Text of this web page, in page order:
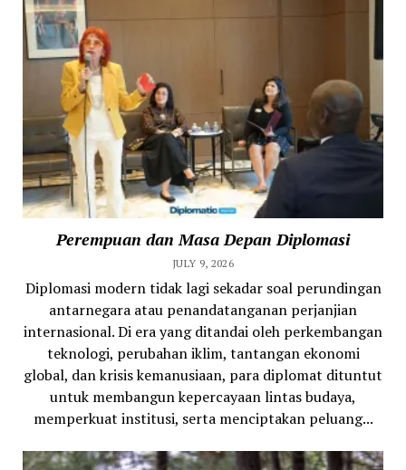
Perempuan dan Masa Depan Diplomasi
JULY 9, 2026
Diplomasi modern tidak lagi sekadar soal perundingan
antarnegara atau penandatanganan perjanjian
internasional. Di era yang ditandai oleh perkembangan
teknologi, perubahan iklim, tantangan ekonomi
global, dan krisis kemanusiaan, para diplomat dituntut
untuk membangun kepercayaan lintas budaya,
memperkuat institusi, serta menciptakan peluang...